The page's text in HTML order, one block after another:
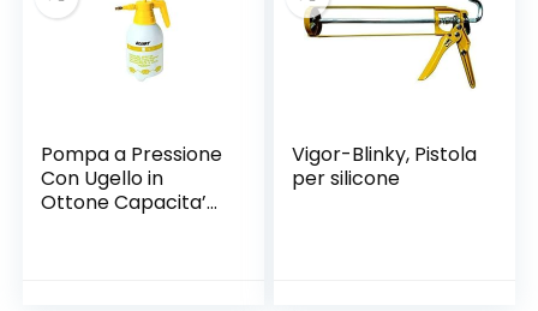
Pompa a Pressione
Con Ugello in
Ottone Capacita’
‎Vigor-Blinky, Pistola
per silicone